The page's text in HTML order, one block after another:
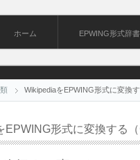
ホーム EPWING形式辞書
WikipediaをEPWING形式に変換
EPWING形式に変換する